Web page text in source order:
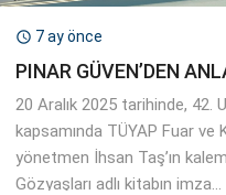
 7 ay önce
PINAR GÜVEN’DEN
20 Aralık 2025 tarihinde, 42.
kapsamında TÜYAP Fuar ve
yönetmen İhsan Taş’ın
Gözyaşları adlı kitabın imza...